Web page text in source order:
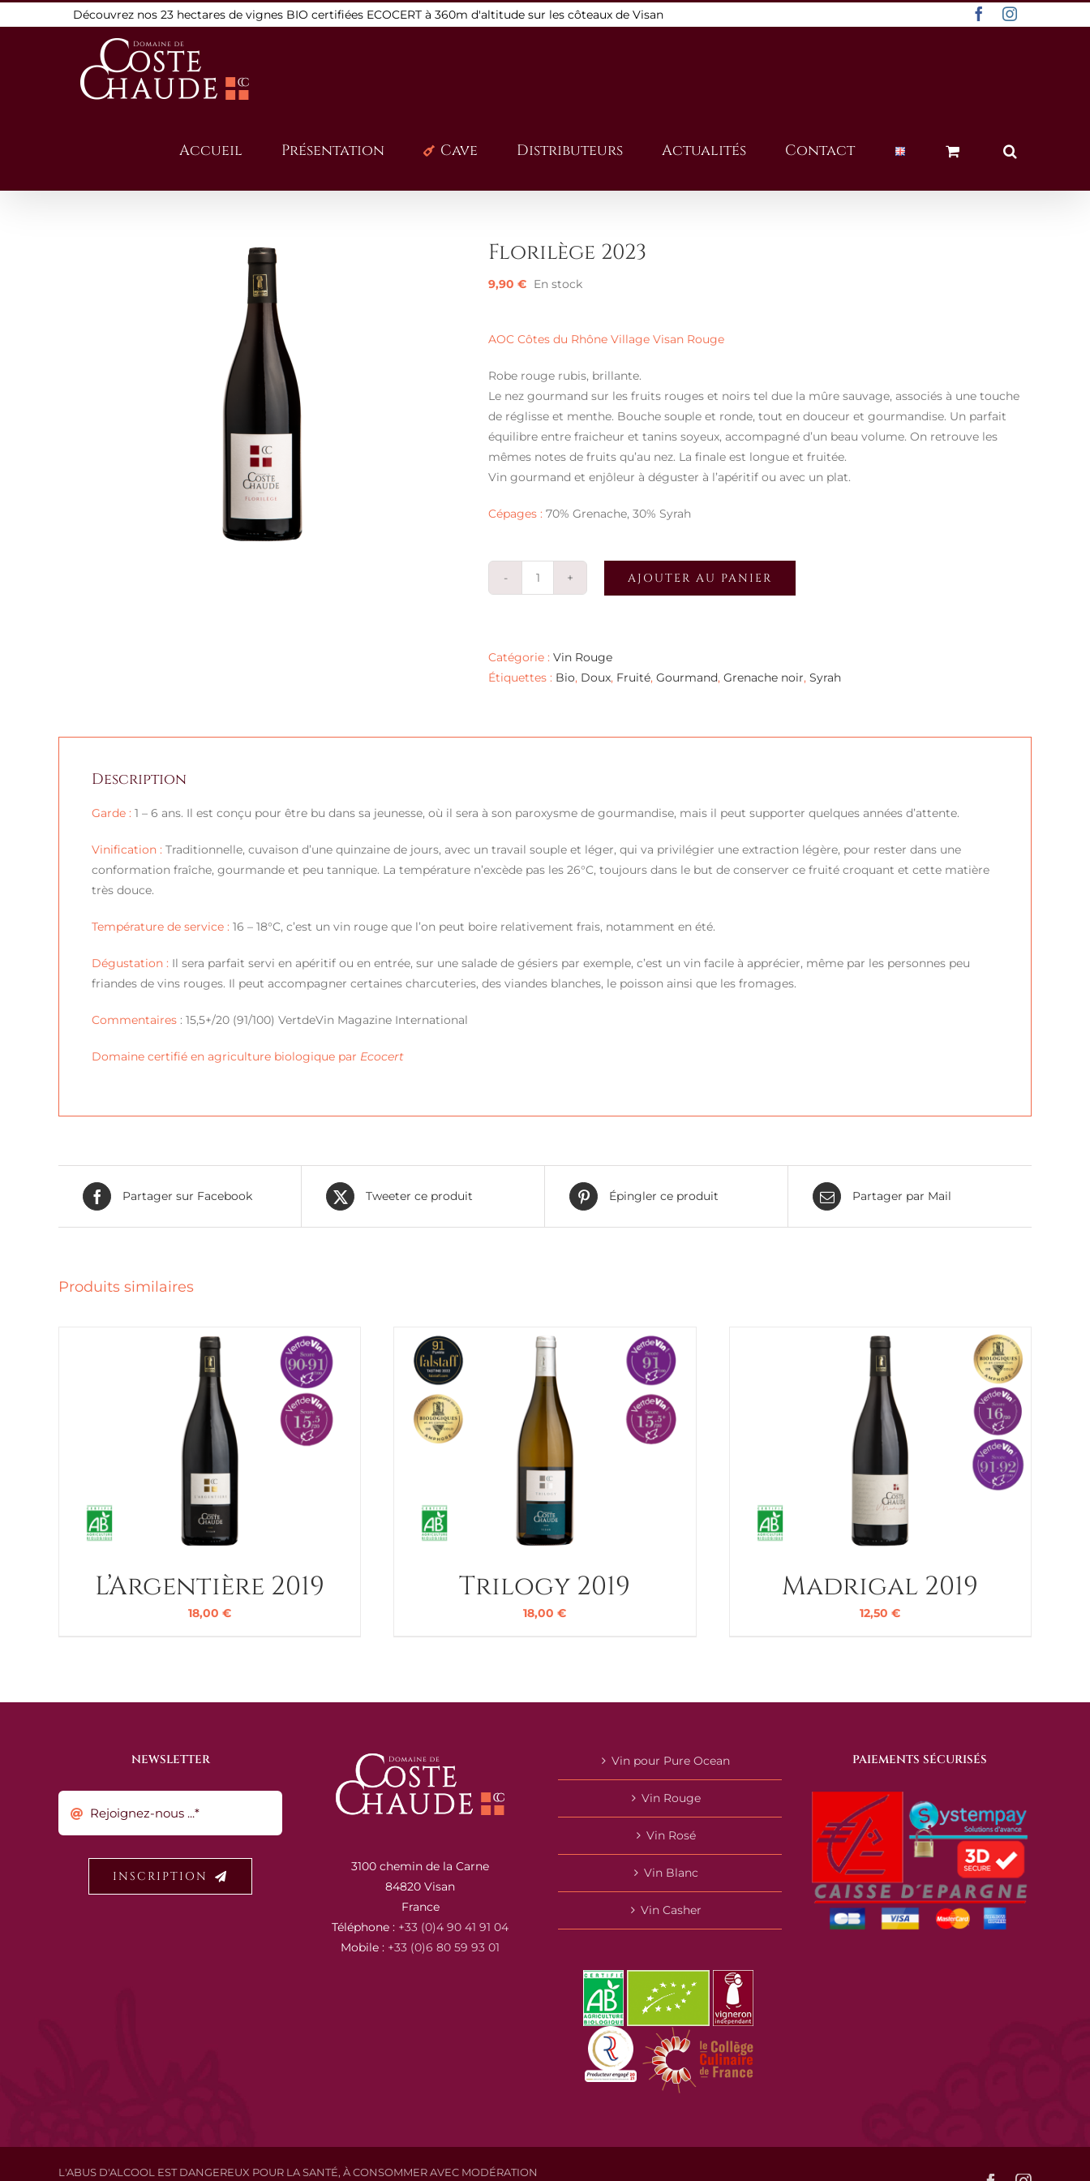
au
Découvrez nos 23 hectares de vignes BIO certifiées ECOCERT à 360m d'altitude sur les côteaux de Visan FacebookInstagram
Accueil Présentation Cave Distributeurs Actualités Contact
Florilège 2023
9,90 € En stock
AOC Côtes du Rhône Village Visan Rouge
Robe rouge rubis, brillante.
Le nez gourmand sur les fruits rouges et noirs tel due la mûre sauvage, associés à une touche
de réglisse et menthe. Bouche souple et ronde, tout en douceur et gourmandise. Un parfait
équilibre entre fraicheur et tanins soyeux, accompagné d’un beau volume. On retrouve les
mêmes notes de fruits qu’au nez. La finale est longue et fruitée.
Vin gourmand et enjôleur à déguster à l’apéritif ou avec un plat.
Cépages : 70% Grenache, 30% Syrah
quantité
AJOUTER AU PANIER
Catégorie : Vin Rouge
Étiquettes : Bio, Doux, Fruité, Gourmand, Grenache noir, Syrah
Description
Garde : 1 – 6 ans. Il est conçu pour être bu dans sa jeunesse, où il sera à son paroxysme de gourmandise, mais il peut supporter quelques années d’attente.
Vinification : Traditionnelle, cuvaison d’une quinzaine de jours, avec un travail souple et léger, qui va privilégier une extraction légère, pour rester dans une
conformation fraîche, gourmande et peu tannique. La température n’excède pas les 26°C, toujours dans le but de conserver ce fruité croquant et cette matière
très douce.
Température de service : 16 – 18°C, c’est un vin rouge que l’on peut boire relativement frais, notamment en été.
Dégustation : Il sera parfait servi en apéritif ou en entrée, sur une salade de gésiers par exemple, c’est un vin facile à apprécier, même par les personnes peu
friandes de vins rouges. Il peut accompagner certaines charcuteries, des viandes blanches, le poisson ainsi que les fromages.
Commentaires : 15,5+/20 (91/100) VertdeVin Magazine International
Domaine certifié en agriculture biologique par Ecocert
Partager sur Facebook Tweeter ce produit Épingler ce produit Partager par Mail
Produits similaires
L’Argentière 2019
18,00 €
Trilogy 2019
18,00 €
Madrigal 2019
12,50 €
NEWSLETTER
INSCRIPTION
3100 chemin de la Carne
84820 Visan
France
Téléphone : +33 (0)4 90 41 91 04
Mobile : +33 (0)6 80 59 93 01
Vin pour Pure Ocean
Vin Rouge
Vin Rosé
Vin Blanc
Vin Casher
PAIEMENTS SÉCURISÉS
L'ABUS D'ALCOOL EST DANGEREUX POUR LA SANTÉ, À CONSOMMER AVEC MODÉRATION